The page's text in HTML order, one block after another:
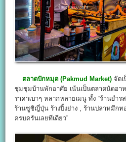
ตลาดปักหมุด (Pakmud Market) จัด
ชุมชุมบ้านพักอาศัย เน้นเป็นตลาดนัดอา
ราคาเบาๆ หลากหลายเมนู ทั้ง “ร้านยำ
ร้านซูชิญี่ปุ่น ร้างปิ้งย่าง , ร้านปลาหมึกท
ครบครันเลยทีเดียว”